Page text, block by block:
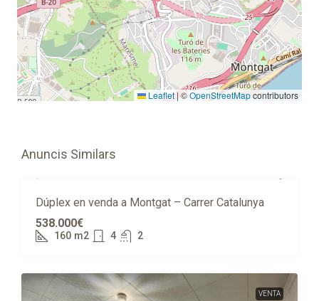
Leaflet |©OpenStreetMapcontributors
Anuncis Similars
VENTA
Dúplex en venda a Montgat – Carrer Catalunya
538.000€
160 m2 4 2
VENTA